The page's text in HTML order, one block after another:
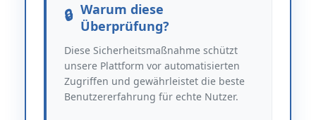
Warum diese
Überprüfung?
Diese Sicherheitsmaßnahme schützt
unsere Plattform vor automatisierten
Zugriffen und gewährleistet die beste
Benutzererfahrung für echte Nutzer.